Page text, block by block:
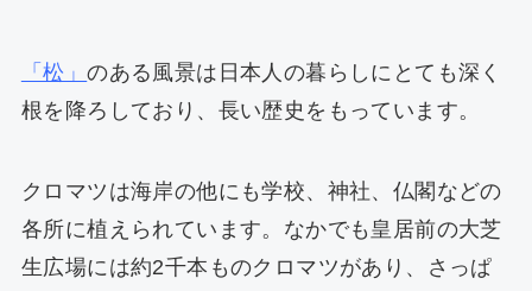
「松」のある風景は日本人の暮らしにとても深く
根を降ろしており、長い歴史をもっています。
クロマツは海岸の他にも学校、神社、仏閣などの
各所に植えられています。なかでも皇居前の大芝
生広場には約2千本ものクロマツがあり、さっぱ